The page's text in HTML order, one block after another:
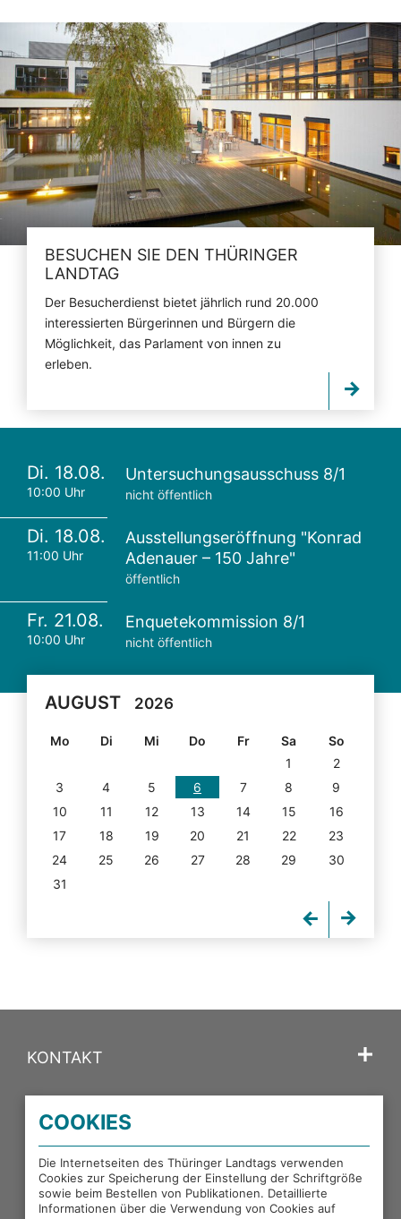
BESUCHEN SIE DEN THÜRINGER
LANDTAG
Der Besucherdienst bietet jährlich rund 20.000
interessierten Bürgerinnen und Bürgern die
Möglichkeit, das Parlament von innen zu
erleben.
Di. 18.08.
10:00 Uhr
Untersuchungsausschuss 8/1
nicht öffentlich
Di. 18.08.
11:00 Uhr
Ausstellungseröffnung "Konrad
Adenauer – 150 Jahre"
öffentlich
Fr. 21.08.
10:00 Uhr
Enquetekommission 8/1
nicht öffentlich
AUGUST 2026
Mo Di Mi Do Fr Sa
So
1
2
3
4 5 6 7 8
9
10
11 12 13 14 15
16
17
18 19 20 21 22
23
24
25 26 27 28 29
30
31
KONTAKT
PORTALE DES THÜRINGER LANDTAGS
EXTERNE LINKS
COOKIES
Die Internetseiten des Thüringer Landtags verwenden
Cookies zur Speicherung der Einstellung der Schriftgröße
sowie beim Bestellen von Publikationen. Detaillierte
Informationen über die Verwendung von Cookies auf